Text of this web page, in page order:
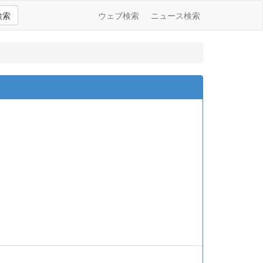
索 ウェブ検索 ニュース検索